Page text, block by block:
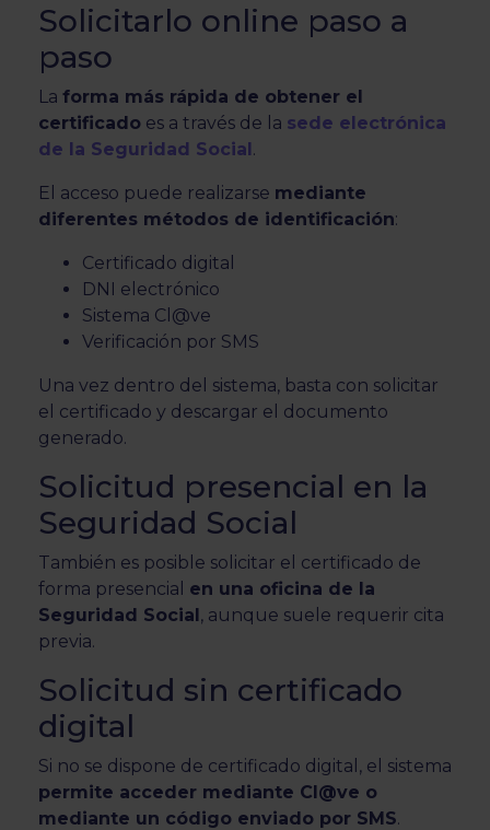
Solicitarlo online paso a
paso
La forma más rápida de obtener el
certificado es a través de la sede electrónica
de la Seguridad Social.
El acceso puede realizarse mediante
diferentes métodos de identificación:
Certificado digital
DNI electrónico
Sistema Cl@ve
Verificación por SMS
Una vez dentro del sistema, basta con solicitar
el certificado y descargar el documento
generado.
Solicitud presencial en la
Seguridad Social
También es posible solicitar el certificado de
forma presencial en una oficina de la
Seguridad Social, aunque suele requerir cita
previa.
Solicitud sin certificado
digital
Si no se dispone de certificado digital, el sistema
permite acceder mediante Cl@ve o
mediante un código enviado por SMS.